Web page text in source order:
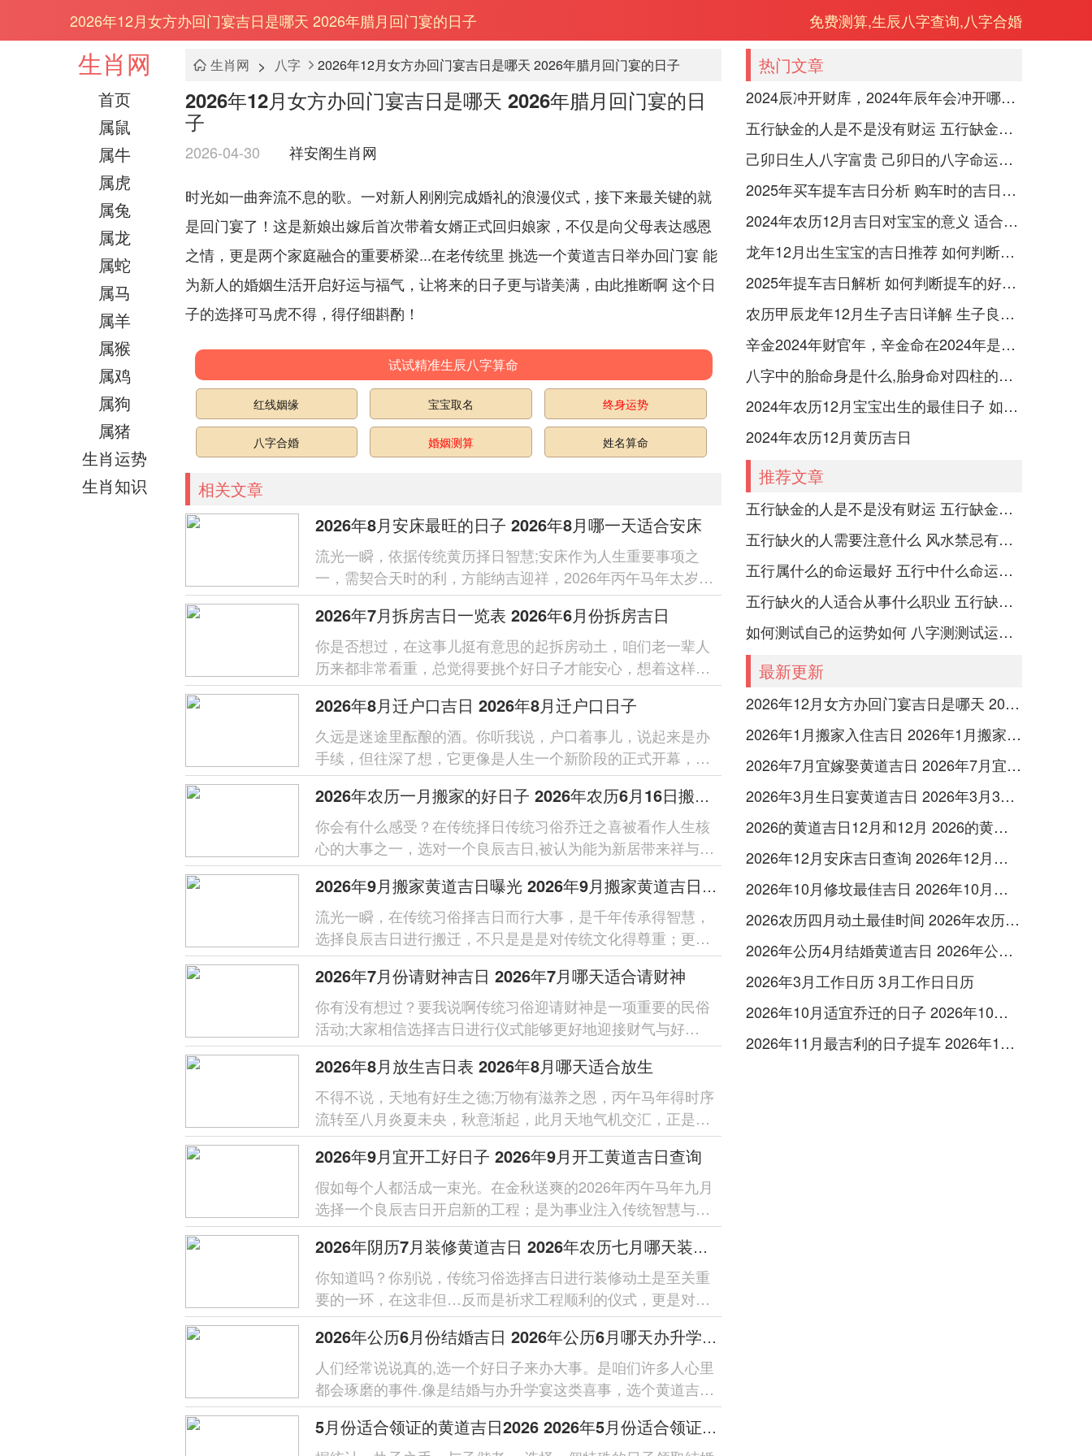
2026年12月女方办回门宴吉日是哪天 2026年腊月回门宴的日子 免费测算,生辰八字查询,八字合婚
生肖网
首页
属鼠
属牛
属虎
属兔
属龙
属蛇
属马
属羊
属猴
属鸡
属狗
属猪
生肖运势
生肖知识
生肖网 > 八字 2026年12月女方办回门宴吉日是哪天 2026年腊月回门宴的日子
2026年12月女方办回门宴吉日是哪天 2026年腊月回门宴的日
子
2026-04-30 祥安阁生肖网
时光如一曲奔流不息的歌。一对新人刚刚完成婚礼的浪漫仪式，接下来最关键的就
是回门宴了！这是新娘出嫁后首次带着女婿正式回归娘家，不仅是向父母表达感恩
之情，更是两个家庭融合的重要桥梁...在老传统里 挑选一个黄道吉日举办回门宴 能
为新人的婚姻生活开启好运与福气，让将来的日子更与谐美满，由此推断啊 这个日
子的选择可马虎不得，得仔细斟酌！
试试精准生辰八字算命
红线姻缘 宝宝取名 终身运势
八字合婚 婚姻测算 姓名算命
相关文章
2026年8月安床最旺的日子 2026年8月哪一天适合安床
流光一瞬，依据传统黄历择日智慧;安床作为人生重要事项之
一，需契合天时的利，方能纳吉迎祥，2026年丙午马年太岁位
居正南,岁破在正北，三煞同驻北方、...
2026年7月拆房吉日一览表 2026年6月份拆房吉日
你是否想过，在这事儿挺有意思的起拆房动土，咱们老一辈人
历来都非常看重，总觉得要挑个好日子才能安心，想着这样能
图个吉利,让后续的工程顺顺利利，...
2026年8月迁户口吉日 2026年8月迁户口日子
久远是迷途里酝酿的酒。你听我说，户口着事儿，说起来是办
手续，但往深了想，它更像是人生一个新阶段的正式开幕，选
个好日子来办、不只是是图个心理安...
2026年农历一月搬家的好日子 2026年农历6月16日搬家吉日
你会有什么感受？在传统择日传统习俗乔迁之喜被看作人生核
心的大事之一，选对一个良辰吉日,被认为能为新居带来祥与之
气与兴旺运势，2026年为丙午...
2026年9月搬家黄道吉日曝光 2026年9月搬家黄道吉日查询
流光一瞬，在传统习俗择吉日而行大事，是千年传承得智慧，
选择良辰吉日进行搬迁，不只是是是对传统文化得尊重；更蕴
含着对以后生活得美好期盼跟谨慎规...
2026年7月份请财神吉日 2026年7月哪天适合请财神
你有没有想过？要我说啊传统习俗迎请财神是一项重要的民俗
活动;大家相信选择吉日进行仪式能够更好地迎接财气与好
运...2026年7月中有几个格外...
2026年8月放生吉日表 2026年8月哪天适合放生
不得不说，天地有好生之德;万物有滋养之恩，丙午马年得时序
流转至八月炎夏未央，秋意渐起，此月天地气机交汇，正是休
养生息、积功累德得好时节，依据古...
2026年9月宜开工好日子 2026年9月开工黄道吉日查询
假如每个人都活成一束光。在金秋送爽的2026年丙午马年九月
选择一个良辰吉日开启新的工程；是为事业注入传统智慧与祥
瑞之气的重要方式.依据黄...
2026年阴历7月装修黄道吉日 2026年农历七月哪天装修吉日
你知道吗？你别说，传统习俗选择吉日进行装修动土是至关重
要的一环，在这非但…反而是祈求工程顺利的仪式，更是对未
来家宅平安、人丁兴旺的美好期盼...
2026年公历6月份结婚吉日 2026年公历6月哪天办升学宴好
人们经常说说真的,选一个好日子来办大事。是咱们许多人心里
都会琢磨的事件.像是结婚与办升学宴这类喜事，选个黄道吉日;
似乎能给事件自身再增...
5月份适合领证的黄道吉日2026 2026年5月份适合领证的吉日
热门文章
2024辰冲开财库，2024年辰年会冲开哪些人的财库
五行缺金的人是不是没有财运 五行缺金的人命运好不好
己卯日生人八字富贵 己卯日的八字命运如何
2025年买车提车吉日分析 购车时的吉日与禁忌
2024年农历12月吉日对宝宝的意义 适合龙年宝宝出生的日子有哪些
龙年12月出生宝宝的吉日推荐 如何判断吉日是否适合宝宝
2025年提车吉日解析 如何判断提车的好日子
农历甲辰龙年12月生子吉日详解 生子良辰的影响因素
辛金2024年财官年，辛金命在2024年是财官年还是财印年
八字中的胎命身是什么,胎身命对四柱的影响
2024年农历12月宝宝出生的最佳日子 如何挑选适合的吉日
2024年农历12月黄历吉日
推荐文章
五行缺金的人是不是没有财运 五行缺金的人命运好不好
五行缺火的人需要注意什么 风水禁忌有哪些
五行属什么的命运最好 五行中什么命运势旺盛
五行缺火的人适合从事什么职业 五行缺火的人适合从事的职业有哪些
如何测试自己的运势如何 八字测测试运运程
最新更新
2026年12月女方办回门宴吉日是哪天 2026年腊月回门宴的日子
2026年1月搬家入住吉日 2026年1月搬家黄道吉日一览表
2026年7月宜嫁娶黄道吉日 2026年7月宜结婚的日子
2026年3月生日宴黄道吉日 2026年3月31日是星期几
2026的黄道吉日12月和12月 2026的黄道吉日有哪些日子
2026年12月安床吉日查询 2026年12月安床吉日最好吉日
2026年10月修坟最佳吉日 2026年10月份修坟
2026农历四月动土最佳时间 2026年农历四月份动土吉日
2026年公历4月结婚黄道吉日 2026年公历43是什么星座
2026年3月工作日历 3月工作日日历
2026年10月适宜乔迁的日子 2026年10月宜乔迁的最好吉日
2026年11月最吉利的日子提车 2026年11月最好的黄道吉日提车